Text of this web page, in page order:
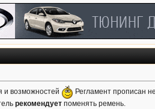
и возможностей
Регламент прописан
рекомендует поменять ремень.